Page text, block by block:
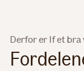
Derfor er If et bra